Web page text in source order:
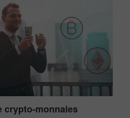
crypto-monnaies